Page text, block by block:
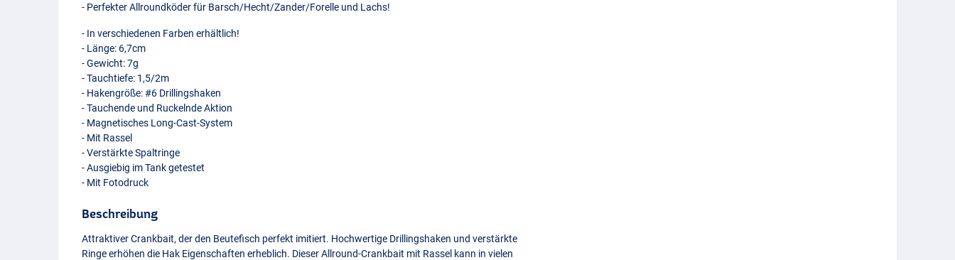
Firetiger
- Perfekter Allroundköder für Barsch/Hecht/Zander/Forelle und Lachs!
- In verschiedenen Farben erhältlich!
- Länge: 6,7cm
- Gewicht: 7g
- Tauchtiefe: 1,5/2m
- Hakengröße: #6 Drillingshaken
- Tauchende und Ruckelnde Aktion
- Magnetisches Long-Cast-System
- Mit Rassel
- Verstärkte Spaltringe
- Ausgiebig im Tank getestet
- Mit Fotodruck
Beschreibung
Attraktiver Crankbait, der den Beutefisch perfekt imitiert. Hochwertige Drillingshaken und verstärkte
Ringe erhöhen die Hak Eigenschaften erheblich. Dieser Allround-Crankbait mit Rassel kann in vielen